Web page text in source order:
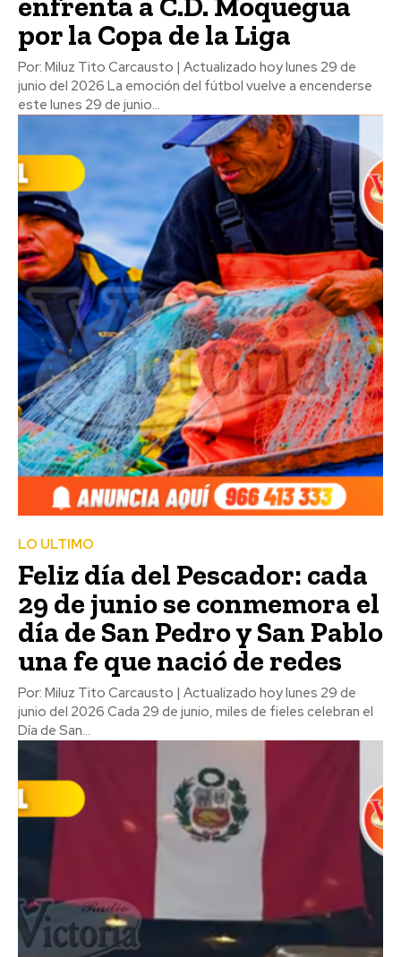
por la Copa de la Liga
Por: Miluz Tito Carcausto | Actualizado hoy lunes 29 de
junio del 2026 La emoción del fútbol vuelve a encenderse
este lunes 29 de junio...
LO ULTIMO
Feliz día del Pescador: cada
29 de junio se conmemora el
día de San Pedro y San Pablo
una fe que nació de redes
Por: Miluz Tito Carcausto | Actualizado hoy lunes 29 de
junio del 2026 Cada 29 de junio, miles de fieles celebran el
Día de San...